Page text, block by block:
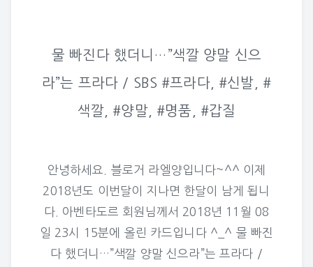
물 빠진다 했더니…”색깔 양말 신으
라”는 프라다 / SBS #프라다, #신발, #
색깔, #양말, #명품, #갑질
안녕하세요. 블로거 라엘양입니다~^^ 이제
2018년도 이번달이 지나면 한달이 남게 됩니
다. 아벤타도르 회원님께서 2018년 11월 08
일 23시 15분에 올린 카드입니다 ^_^ 물 빠진
다 했더니…”색깔 양말 신으라”는 프라다 /